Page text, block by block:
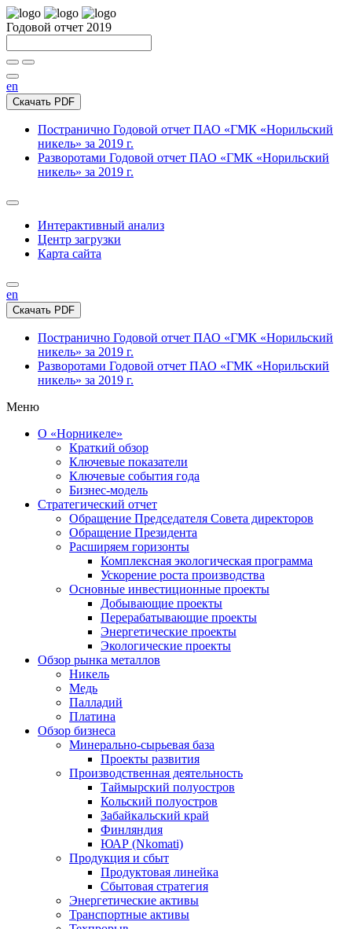
Годовой отчет 2019
en
Скачать PDF
Постранично Годовой отчет ПАО «ГМК «Норильский
никель» за 2019 г.
Разворотами Годовой отчет ПАО «ГМК «Норильский
никель» за 2019 г.
Интерактивный анализ
Центр загрузки
Карта сайта
en
Скачать PDF
Постранично Годовой отчет ПАО «ГМК «Норильский
никель» за 2019 г.
Разворотами Годовой отчет ПАО «ГМК «Норильский
никель» за 2019 г.
Меню
О «Норникеле»
Краткий обзор
Ключевые показатели
Ключевые события года
Бизнес-модель
Стратегический отчет
Обращение Председателя Совета директоров
Обращение Президента
Расширяем горизонты
Комплексная экологическая программа
Ускорение роста производства
Основные инвестиционные проекты
Добывающие проекты
Перерабатывающие проекты
Энергетические проекты
Экологические проекты
Обзор рынка металлов
Никель
Медь
Палладий
Платина
Обзор бизнеса
Минерально-сырьевая база
Проекты развития
Производственная деятельность
Таймырский полуостров
Кольский полуостров
Забайкальский край
Финляндия
ЮАР (Nkomati)
Продукция и сбыт
Продуктовая линейка
Сбытовая стратегия
Энергетические активы
Транспортные активы